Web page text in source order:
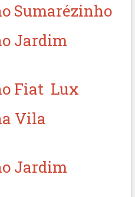
Sumarézinho
Jardim
Fiat Lux
Vila
Jardim